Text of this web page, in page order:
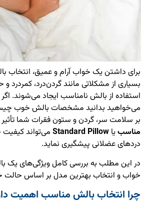
برای داشتن یک خواب آرام و عمیق، انتخاب
بسیاری از مشکلاتی مانند گردن‌درد،
استفاده از بالش نامناسب ایجاد می‌شوند.
می‌خواهید بدانید مشخصات بالش خوب
بر سلامت سر، گردن و ستون فقرات شما
مناسبیا Standard Pillow می‌تواند کیفیت
دردهای عضلانی پیشگیری نماید.
در این مطلب به بررسی کامل ویژگی‌های یک
خواب و انتخاب بهترین مدل بر اساس حالت
چرا انتخاب بالش مناسب اهمیت